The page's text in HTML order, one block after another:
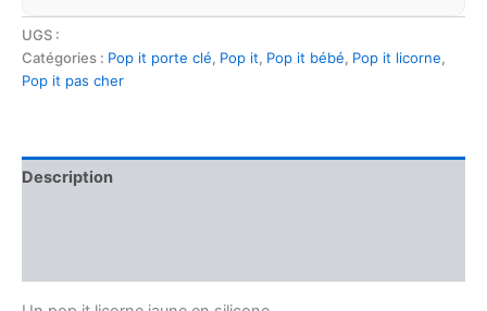
UGS :
Catégories : Pop it porte clé, Pop it, Pop it bébé, Pop it licorne,
Pop it pas cher
Description